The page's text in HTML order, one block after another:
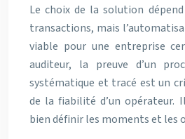
Le choix de la solution
transactions, mais
viable pour une entreprise
auditeur, la preuve d’un
systématique et tracé est un
de la fiabilité d’un opérateur.
bien définir les moments et les